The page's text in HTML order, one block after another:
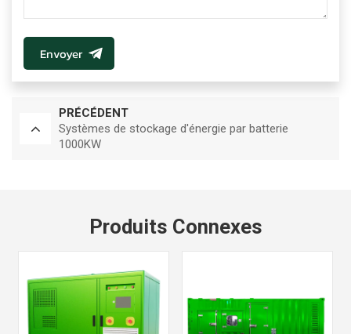
Envoyer
PRÉCÉDENT
Systèmes de stockage d'énergie par batterie
1000KW
Produits Connexes